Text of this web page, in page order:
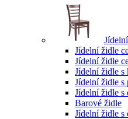
Jídelní židle
Jídelní židle
Jídelní židle
Jídelní židle s
Jídelní židle s
Barové židle
Jídelní židle s